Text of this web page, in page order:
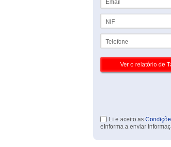
Li e aceito as
eInforma a enviar